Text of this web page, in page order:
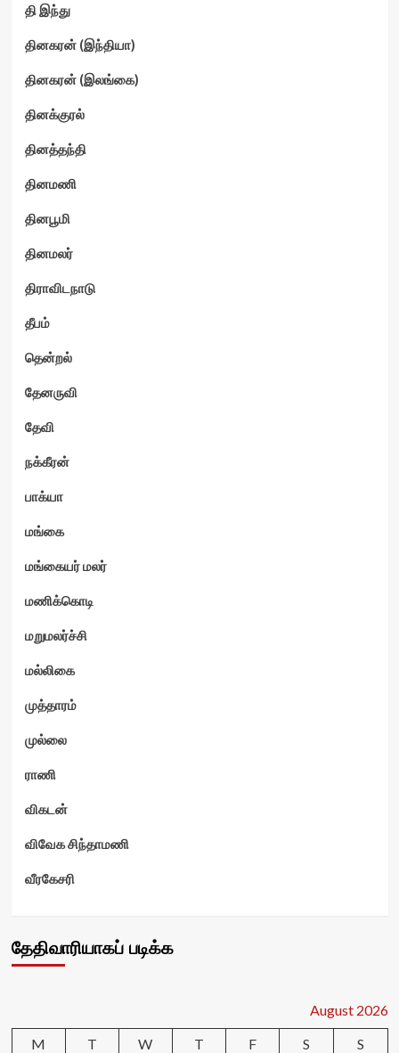
தி இந்து
தினகரன் (இந்தியா)
தினகரன் (இலங்கை)
தினக்குரல்
தினத்தந்தி
தினமணி
தினபூமி
தினமலர்
திராவிடநாடு
தீபம்
தென்றல்
தேனருவி
தேவி
நக்கீரன்
பாக்யா
மங்கை
மங்கையர் மலர்
மணிக்கொடி
மறுமலர்ச்சி
மல்லிகை
முத்தாரம்
முல்லை
ராணி
விகடன்
விவேக சிந்தாமணி
வீரகேசரி
தேதிவாரியாகப் படிக்க
August 2026
M
T W T F S
S